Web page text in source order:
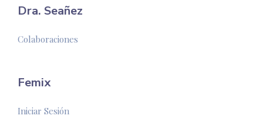
Dra. Seañez
Colaboraciones
Femix
Iniciar Sesión